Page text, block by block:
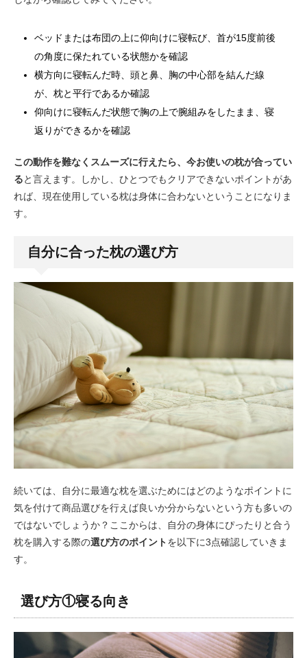
ベッドまたは布団の上に仰向けに寝転び、首が15度前後
の角度に保たれている状態かを確認
横方向に寝転んだ時、頭と鼻、胸の中心部を結んだ線
が、枕と平行であるか確認
仰向けに寝転んだ状態で胸の上で腕組みをしたまま、寝
返りができるかを確認
この動作を難なくスムーズに行えたら、今お使いの枕が合ってい
ると言えます。しかし、ひとつでもクリアできないポイントがあ
れば、現在使用している枕は身体に合わないということになりま
す。
自分に合った枕の選び方
続いては、自分に最適な枕を選ぶためにはどのようなポイントに
気を付けて商品選びを行えば良いか分からないという方も多いの
ではないでしょうか？ここからは、自分の身体にぴったりと合う
枕を購入する際の選び方のポイントを以下に3点確認していきま
す。
選び方①寝る向き